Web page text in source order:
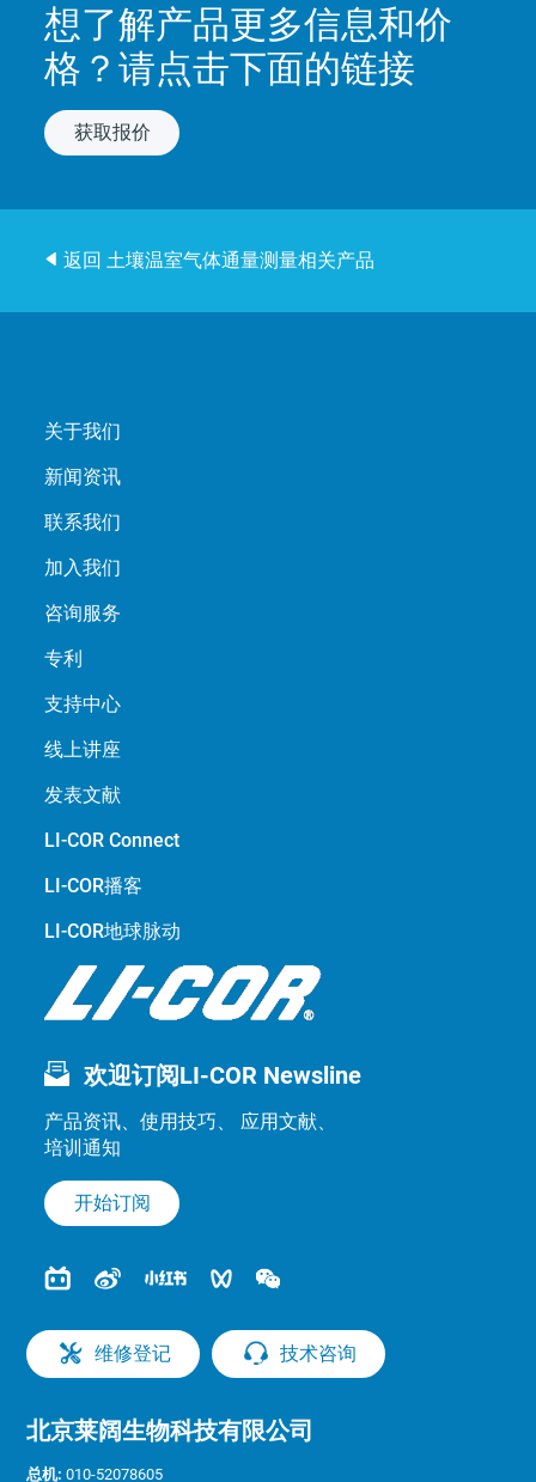
想了解产品更多信息和价
格？请点击下面的链接
获取报价
返回 土壤温室气体通量测量相关产品
欢迎订阅LI-COR Newsline
产品资讯、使用技巧、 应用文献、
培训通知
开始订阅
关于我们
新闻资讯
联系我们
加入我们
咨询服务
专利
支持中心
线上讲座
发表文献
LI-COR Connect
LI-COR播客
LI-COR地球脉动
维修登记 技术咨询
北京莱阔生物科技有限公司
总机: 010-52078605